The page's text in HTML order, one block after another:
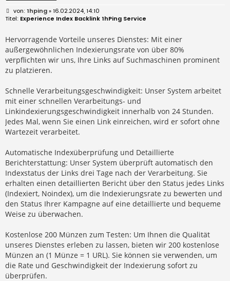
B
e
i
r
a
g
1hping» 16.02.2024, 14:10
Experience Index Backlink 1hPing Service
Hervorragende Vorteile unseres Dienstes: Mit einer
außergewöhnlichen Indexierungsrate von über 80%
verpflichten wir uns, Ihre Links auf Suchmaschinen prominent
zu platzieren.
Schnelle Verarbeitungsgeschwindigkeit: Unser System arbeitet
mit einer schnellen Verarbeitungs- und
Linkindexierungsgeschwindigkeit innerhalb von 24 Stunden.
Jedes Mal, wenn Sie einen Link einreichen, wird er sofort ohne
Wartezeit verarbeitet.
Automatische Indexüberprüfung und Detaillierte
Berichterstattung: Unser System überprüft automatisch den
Indexstatus der Links drei Tage nach der Verarbeitung. Sie
erhalten einen detaillierten Bericht über den Status jedes Links
(Indexiert, Noindex), um die Indexierungsrate zu bewerten und
den Status Ihrer Kampagne auf eine detaillierte und bequeme
Weise zu überwachen.
Kostenlose 200 Münzen zum Testen: Um Ihnen die Qualität
unseres Dienstes erleben zu lassen, bieten wir 200 kostenlose
Münzen an (1 Münze = 1 URL). Sie können sie verwenden, um
die Rate und Geschwindigkeit der Indexierung sofort zu
überprüfen.